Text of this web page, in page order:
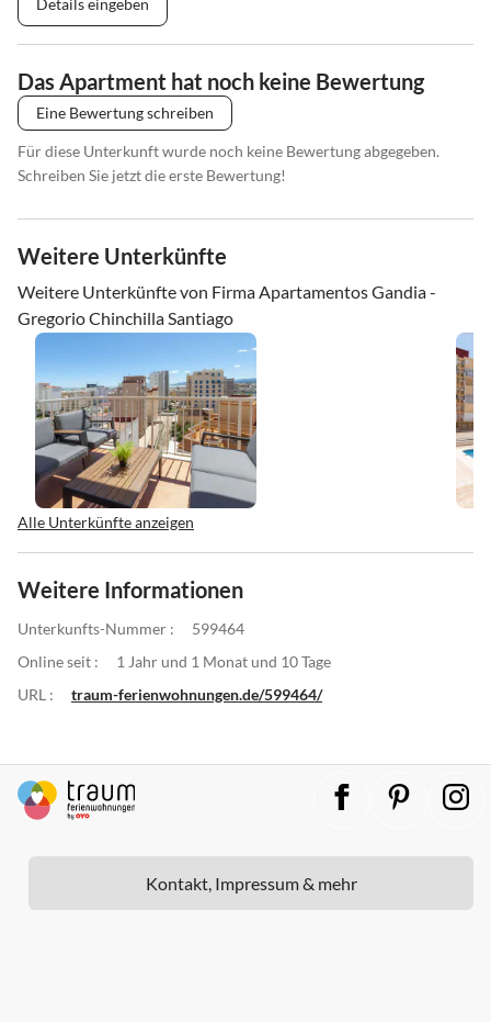
Das Apartment hat noch keine Bewertung
Eine Bewertung schreiben
Für diese Unterkunft wurde noch keine Bewertung abgegeben.
Schreiben Sie jetzt die erste Bewertung!
Weitere Unterkünfte
Weitere Unterkünfte von Firma Apartamentos Gandia -
Gregorio Chinchilla Santiago
Alle Unterkünfte anzeigen
Weitere Informationen
Unterkunfts-Nummer :
599464
Online seit :
1 Jahr und 1 Monat und 10 Tage
URL :
traum-ferienwohnungen.de/599464/
Kontakt, Impressum & mehr